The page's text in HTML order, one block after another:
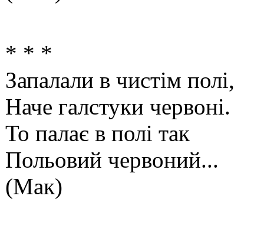
* * *
Запалали в чистім
Наче галстуки червоні.
То палає в полі так
Польовий червоний...
(Мак)